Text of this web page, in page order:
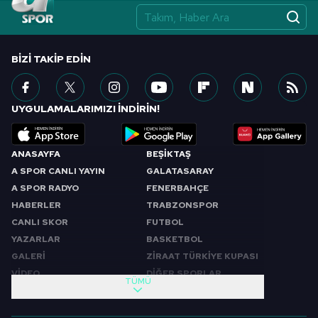
vasıtasıyla belirleyebilirsiniz. Çerezlere ilişkin detaylı bilgi
için Ayarlar butonuna tıklayabilir,Çerez Bilgilendirme
6698 sayılı Kişisel Verilerin Korunması Kanunu uyarınca
hazırlanmış Aydınlatma Metnimizi okumak ve sitemizde
ilgili mevzuata uygun olarak kullanılan çerezlerle ilgili bilgi
almak için lütfen
tıklayınız.
ANASAYFA
A SPOR CANLI YAYIN
A SPOR RADYO
HABERLER
CANLI SKOR
YAZARLAR
GALERİ
VİDEO
BEŞİKTAŞ
GALATASARAY
FENERBAHÇE
TRABZONSPOR
FUTBOL
BASKETBOL
ZİRAAT TÜRKİYE KUPASI
DİĞER SPORLAR
TÜMÜ
BIZI TAKIP EDIN
UYGULAMALARIMIZI İNDİRİN!